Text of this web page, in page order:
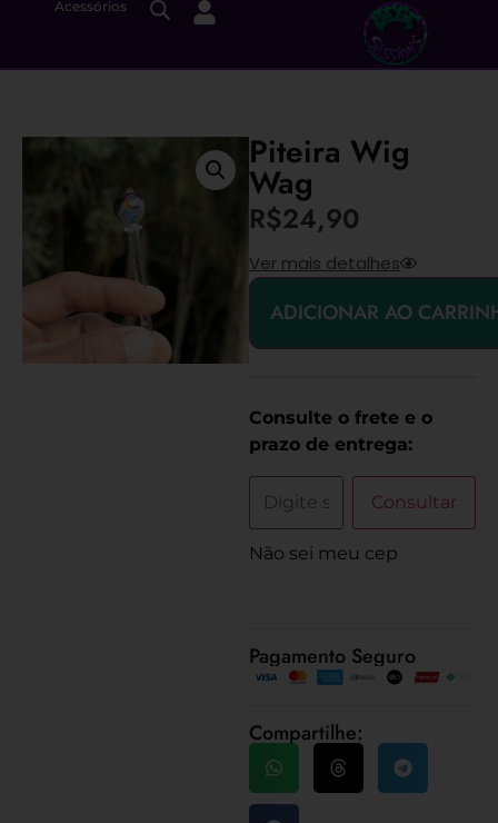
Acessórios
Piteira Wig
Wag
R$24,90
Pagamento Seguro
Compartilhe:
Ver mais detalhes
ADICIONAR AO
Consulte o frete e o
prazo de entrega:
Consultar
Não sei meu cep